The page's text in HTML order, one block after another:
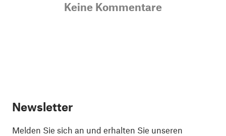
Keine Kommentare
Newsletter
Melden Sie sich an und erhalten Sie unseren